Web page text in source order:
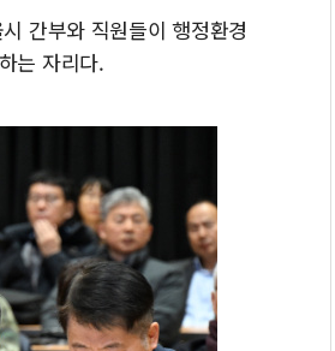
간부와 직원들이 행정환경
는 자리다.